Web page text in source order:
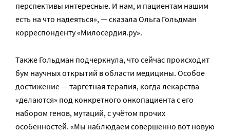
перспективы интересные. И нам, и пациентам нашим
есть на что надеяться», — сказала Ольга Гольдман
корреспонденту «Милосердия.ру».
Также Гольдман подчеркнула, что сейчас происходит
бум научных открытий в области медицины. Особое
достижение — таргетная терапия, когда лекарства
«делаются» под конкретного онкопациента с его
набором генов, мутаций, с учётом прочих
особенностей. «Мы наблюдаем совершенно вот новую